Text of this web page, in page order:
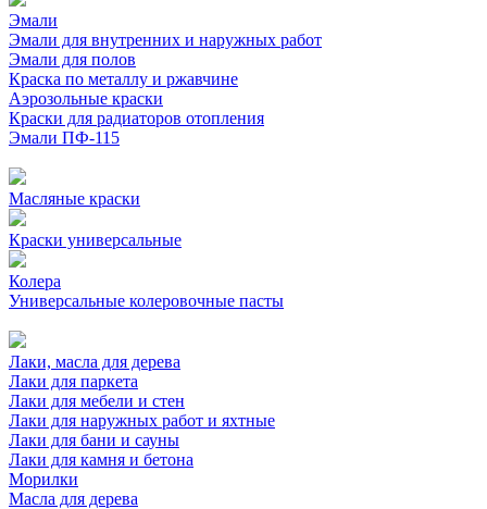
Эмали
Эмали для внутренних и наружных работ
Эмали для полов
Краска по металлу и ржавчине
Аэрозольные краски
Краски для радиаторов отопления
Эмали ПФ-115
Масляные краски
Краски универсальные
Колера
Универсальные колеровочные пасты
Лаки, масла для дерева
Лаки для паркета
Лаки для мебели и стен
Лаки для наружных работ и яхтные
Лаки для бани и сауны
Лаки для камня и бетона
Морилки
Масла для дерева